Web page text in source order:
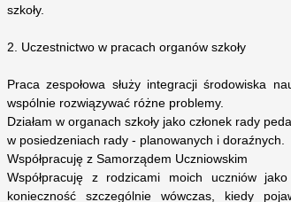
szkoły.
2. Uczestnictwo w pracach organów szkoły
Praca zespołowa służy integracji środowiska
wspólnie rozwiązywać różne problemy.
Działam w organach szkoły jako członek rady
w posiedzeniach rady - planowanych i doraźnych.
Współpracuję z Samorządem Uczniowskim
Współpracuję z rodzicami moich uczniów
konieczność szczególnie wówczas, kiedy